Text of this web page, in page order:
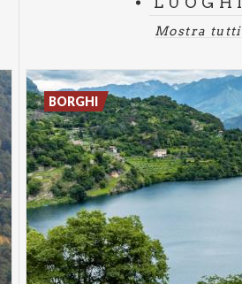
Mostra tutti
BORGHI